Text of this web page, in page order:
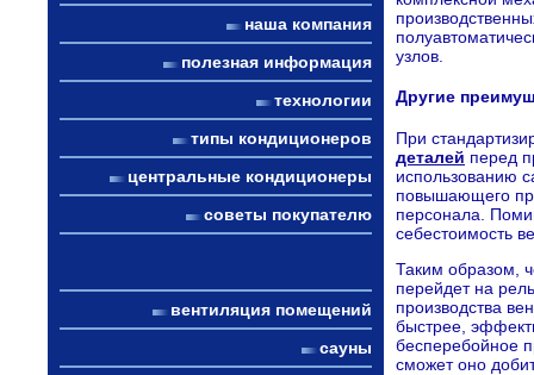
наша компания
полезная информация
технологии
типы кондиционеров
центральные кондиционеры
советы покупателю
вентиляция помещений
сауны
узлов.
Другие
При
деталей перед
использованию
повышающего
персонала.
себестоимость
Таким образом,
перейдет на
производства
быстрее,
бесперебойное
сможет оно